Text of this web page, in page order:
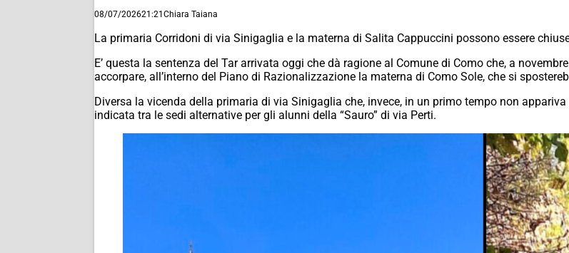
08/07/202621:21Chiara Taiana
La primaria Corridoni di via Sinigaglia e la materna di Salita Cappuccini possono essere
E’ questa la sentenza del Tar arrivata oggi che dà ragione al Comune di Como che, a
accorpare, all’interno del Piano di Razionalizzazione la materna di Como Sole, che si
Diversa la vicenda della primaria di via Sinigaglia che, invece, in un primo tempo non
indicata tra le sedi alternative per gli alunni della “Sauro” di via Perti.